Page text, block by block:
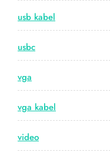
usb kabel
usbc
vga
vga kabel
video